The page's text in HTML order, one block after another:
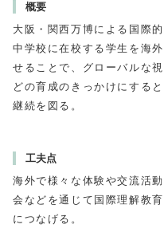
概要
大阪・関西万博による国際
中学校に在校する学生を海
せることで、グローバルな
どの育成のきっかけにする
継続を図る。
工夫点
海外で様々な体験や交流活
会などを通じて国際理解教
につなげる。